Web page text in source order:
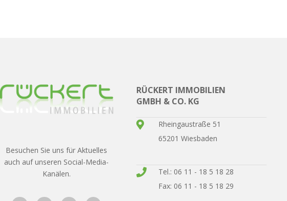
Besuchen Sie uns für Aktuelles
auch auf unseren Social-Media-
Kanälen.
RÜCKERT IMMOBILIEN
GMBH & CO. KG
Rheingaustraße 51
65201 Wiesbaden
Tel.: 06 11 - 18 5 18 28
Fax: 06 11 - 18 5 18 29